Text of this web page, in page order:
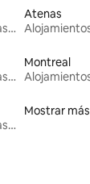
Alojamientos para estancias largas
Atenas
Alojamientos para estancias largas
Montreal
Alojamientos para estancias largas
Mostrar más